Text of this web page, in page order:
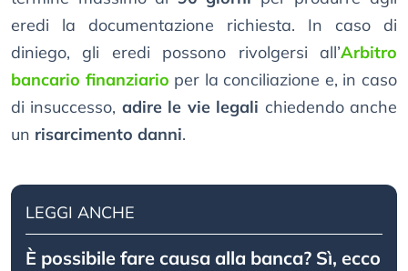
eredi la documentazione richiesta. In caso di
diniego, gli eredi possono rivolgersi all’Arbitro
bancario finanziario per la conciliazione e, in caso
di insuccesso, adire le vie legali chiedendo anche
un risarcimento danni.
LEGGI ANCHE
È possibile fare causa alla banca? Sì, ecco